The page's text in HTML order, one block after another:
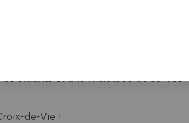
toutes les semaines, et d’animateurs
enfants et une multitude de sorties
de-Vie !